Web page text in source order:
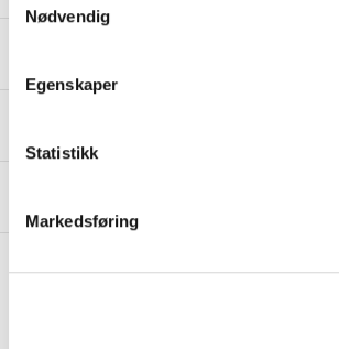
Nødvendig
Egenskaper
Statistikk
Markedsføring
5.0